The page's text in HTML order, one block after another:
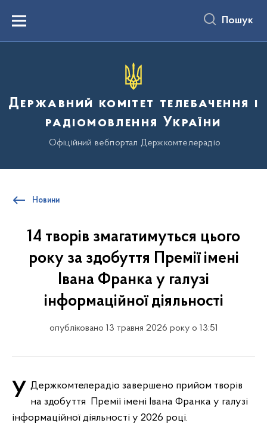
вмістуMenu Пошук
Державний комітет телебачення і
радіомовлення України
Офіційний вебпортал Держкомтелерадіо
Новини
14 творів змагатимуться цього
року за здобуття Премії імені
Івана Франка у галузі
інформаційної діяльності
опубліковано 13 травня 2026 року о 13:51
У Держкомтелерадіо завершено прийом творів на здобуття Премії імені Івана Франка у галузі
інформаційної діяльності у 2026 році.